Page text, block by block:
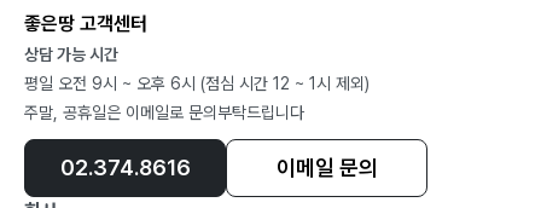
좋은땅 고객센터
상담 가능 시간
평일 오전 9시 ~ 오후 6시 (점심 시간 12 ~ 1시 제외)
주말, 공휴일은 이메일로 문의부탁드립니다
02.374.8616 이메일 문의